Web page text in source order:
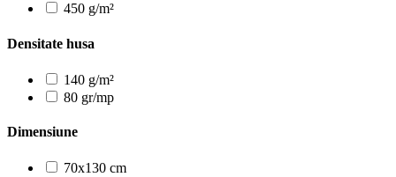
450 g/m²
Densitate husa
140 g/m²
80 gr/mp
Dimensiune
70x130 cm